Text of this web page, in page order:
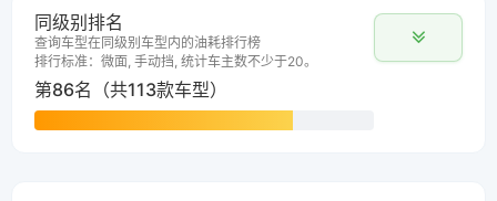
同级别排名
查询车型在同级别车型内的油耗排行榜
排行标准：微面, 手动挡, 统计车主数不少于20。
第86名（共113款车型）